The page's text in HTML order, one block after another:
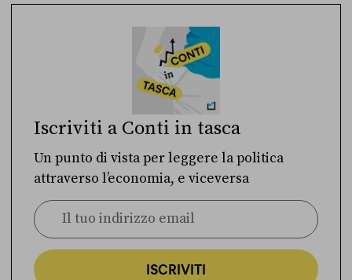
Iscriviti a Conti in tasca
Un punto di vista per leggere la politica
attraverso l’economia, e viceversa
ISCRIVITI